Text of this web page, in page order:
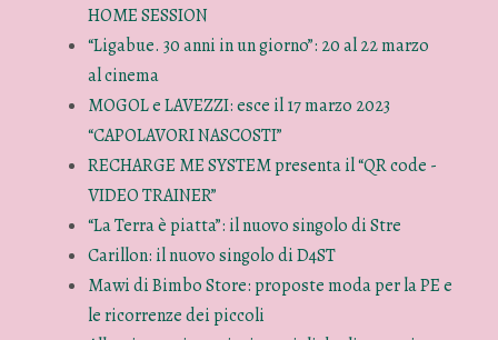
HOME SESSION
“Ligabue. 30 anni in un giorno”: 20 al 22 marzo
al cinema
MOGOL e LAVEZZI: esce il 17 marzo 2023
“CAPOLAVORI NASCOSTI”
RECHARGE ME SYSTEM presenta il “QR code -
VIDEO TRAINER”
“La Terra è piatta”: il nuovo singolo di Stre
Carillon: il nuovo singolo di D4ST
Mawi di Bimbo Store: proposte moda per la PE e
le ricorrenze dei piccoli